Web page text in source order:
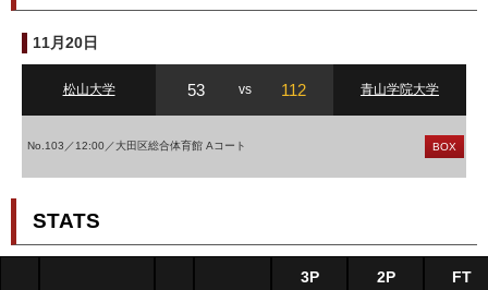
11月20日
松山大学 53 vs 112 青山学院大学
No.103／12:00／大田区総合体育館 Aコート BOX
STATS
3P 2P FT